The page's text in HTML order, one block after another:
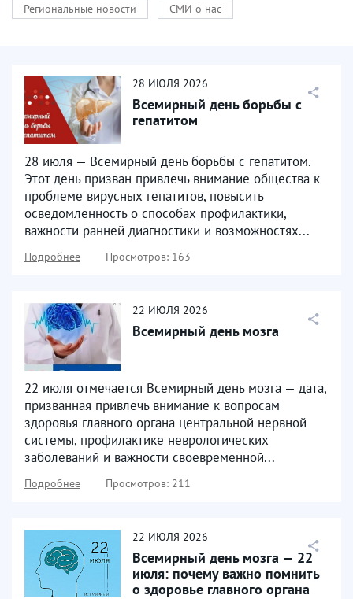
Региональные новости
СМИ о нас
28 ИЮЛЯ 2026
Всемирный день борьбы с
гепатитом
28 июля — Всемирный день борьбы с гепатитом.
Этот день призван привлечь внимание общества к
проблеме вирусных гепатитов, повысить
осведомлённость о способах профилактики,
важности ранней диагностики и возможностях...
Подробнее Просмотров: 163
22 ИЮЛЯ 2026
Всемирный день мозга
22 июля отмечается Всемирный день мозга — дата,
призванная привлечь внимание к вопросам
здоровья главного органа центральной нервной
системы, профилактике неврологических
заболеваний и важности своевременной...
Подробнее Просмотров: 211
22 ИЮЛЯ 2026
Всемирный день мозга — 22
июля: почему важно помнить
о здоровье главного органа